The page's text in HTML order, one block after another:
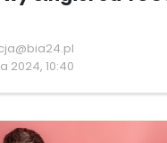
2024, 10:40